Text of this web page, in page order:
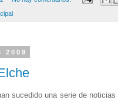
2009
sucedido una serie de